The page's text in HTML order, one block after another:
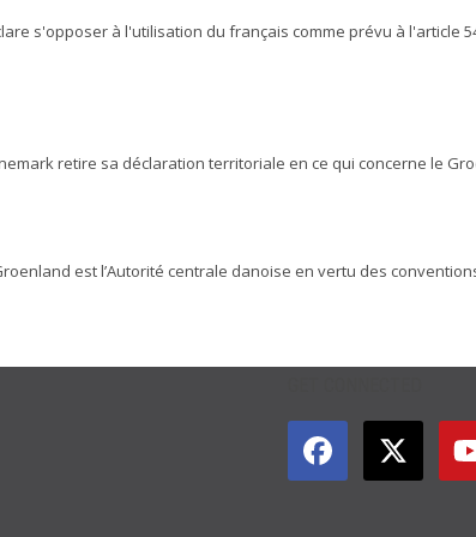
s'opposer à l'utilisation du français comme prévu à l'article
retire sa déclaration territoriale en ce qui concerne le
est l’Autorité centrale danoise en vertu des